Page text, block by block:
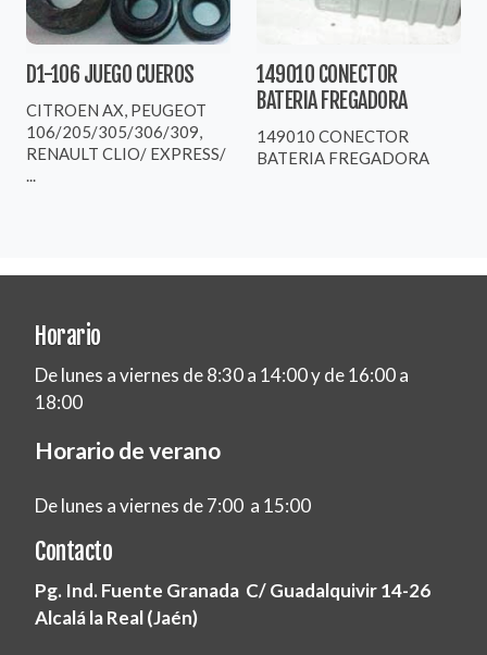
D1-106 JUEGO CUEROS
CITROEN AX, PEUGEOT
106/205/305/306/309,
RENAULT CLIO/ EXPRESS/
149010 CONECTOR
BATERIA FREGADORA
149010 CONECTOR
BATERIA FREGADORA
Horario
De lunes a viernes de 8:30 a 14:00 y de 16:00 a
18:00
Horario de verano
De lunes a viernes de 7:00 a 15:00
Contacto
Pg. Ind. Fuente Granada C/ Guadalquivir 14-26
Alcalá la Real (Jaén)